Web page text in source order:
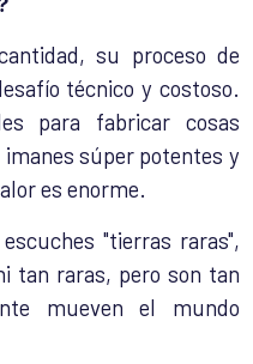
su proceso de
técnico y costoso.
para fabricar cosas
súper potentes y
es enorme.
"tierras raras",
tan raras, pero son tan
mueven el mundo